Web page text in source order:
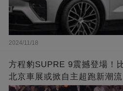
2024/11/18
方程豹SUPRE 9震撼登場！
北京車展或掀自主超跑新潮流